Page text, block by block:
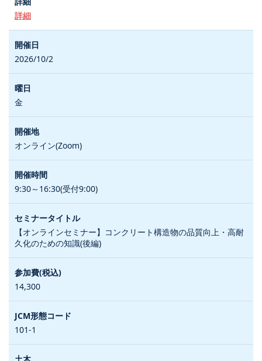
詳細
2026/10/2
金
オンライン(Zoom)
9:30～16:30(受付9:00)
【オンラインセミナー】コンクリート構造物の品質向上・高耐
久化のための知識(後編)
14,300
101-1